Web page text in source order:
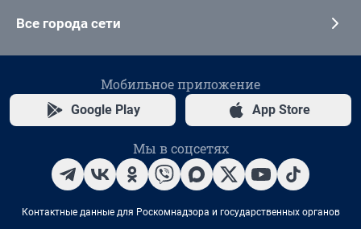
Все города сети
Мобильное приложение
Google Play App Store
Мы в соцсетях
Контактные данные для Роскомнадзора и государственных органов